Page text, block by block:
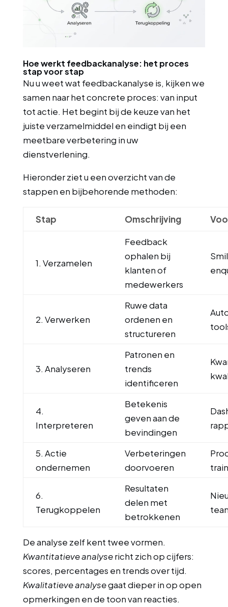
Hoe werkt feedbackanalyse: het proces
stap voor stap
Nu u weet wat feedbackanalyse is, kijken we
samen naar het concrete proces: van input
tot actie. Het begint bij de keuze van het
juiste verzamelmiddel en eindigt bij een
meetbare verbetering in uw
dienstverlening.
Hieronder ziet u een overzicht van de
stappen en bijbehorende methoden:
Stap Omschrijving
1. Verzamelen
Feedback
ophalen bij
klanten of
medewerkers
2. Verwerken
Ruwe data
ordenen en
structureren
3. Analyseren
Patronen en
trends
identificeren
4.
Interpreteren
Betekenis
geven aan de
bevindingen
5. Actie
ondernemen
Verbeteringen
doorvoeren
6.
Terugkoppelen
Resultaten
delen met
betrokkenen
De analyse zelf kent twee vormen.
Kwantitatieve analysericht zich op cijfers:
scores, percentages en trends over tijd.
Kwalitatieve analysegaat dieper in op open
opmerkingen en de toon van reacties.